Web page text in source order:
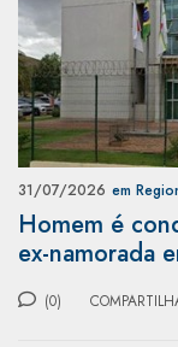
31/07/2026 em
Homem é
ex-namorada
(0)